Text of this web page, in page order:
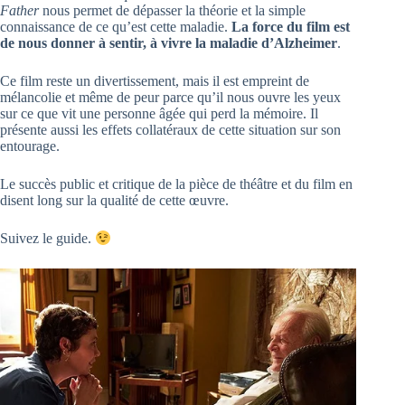
Fathernous permet de dépasser la théorie et la simple
connaissance de ce qu’est cette maladie. La force du film est
de nous donner à sentir, à vivre la maladie d’Alzheimer.
Ce film reste un divertissement, mais il est empreint de
mélancolie et même de peur parce qu’il nous ouvre les yeux
sur ce que vit une personne âgée qui perd la mémoire. Il
présente aussi les effets collatéraux de cette situation sur son
entourage.
Le succès public et critique de la pièce de théâtre et du film en
disent long sur la qualité de cette œuvre.
Suivez le guide.